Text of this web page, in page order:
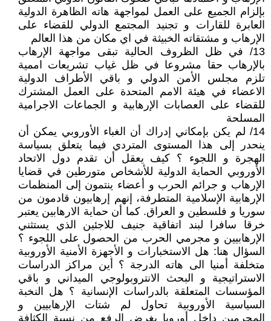
بإلزام الجميع على العمل لمواجهة هاته الظاهرة الدولية
العابرة للقارات و تجنيد المجتمع الدولي للقضاء على
الإرهاب و مشتقاته الخبيثة في اي مكان من هذا العالم
13/ في ظل الظروف الحالية تبقى مواجهة الإرهاب
بالإرهاب حقا مشروعا في ظل غياب تشريعات اممية
تلزم مجلس الأمن الدولي و باقي الأطراف الدولية
الاعضاء في هيئة الامم المتحدة على العمل المشترك
للقضاء على العصابات الإرهابية و الجماعات الاجرامية
المسلحة
14/ لم يكن بإمكاني إدراك أن الغباء الأوروبي يمكن أن
ينحدر إلى هذا المستوى المتردي فيما يتعلق بسياسة
الهجرة و اللجوء ؟ كيف يعقل أن تقدم دول الاتحاد
الأوروبي الحماية الدولية للأشخاص متورطين في قضايا
الإرهاب و جرائم الحرب و أعضاء ينتمون إلى المنظمات
الإرهابية الإسلامية المتطرفة، إنهم إرهابيون قادمون من
سوريا و فلسطين و العراق. كما أن حماية الارهابين يعتبر
خرقا سافرا لبند اتفاقية جنيف للاجئين الذي يستثني
الإرهابيين و مجرمي الحرب من الحصول على اللجوء ؟
السؤال هنا: هل الاستخبارات و الأجهزة الأمنية الأوروبية
متخلفة أمنيا الى هاته الدرجة ؟ أين مراكز الدراسات
الاستراتيجية و البحث الانتروبولوجي الميداني و باقي
المؤسسات المتعلقة بالدراسات الإنسانية ؟ هل النخبة
السياسية الأوروبية تحاول لم شتات الإرهابيين و
المجرمين داخل أوروبا بغرض الرفع من نسبة الكثافة